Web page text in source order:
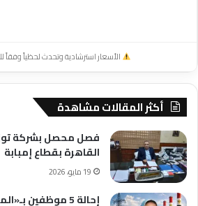
الأسعار استرشادية وتحدث لحظياً وفقاً
أكثر المقالات مشاهدة
فصل محصل بشركة
القاهرة بقطاع إمبابة
19 مايو، 2026
إحالة 5 موظفين